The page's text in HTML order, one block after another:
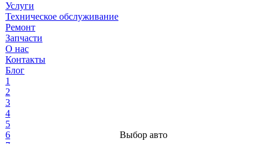
Услуги
Техническое обслуживание
Ремонт
Запчасти
О нас
Контакты
Блог
1
2
3
4
5
6
Выбор авто